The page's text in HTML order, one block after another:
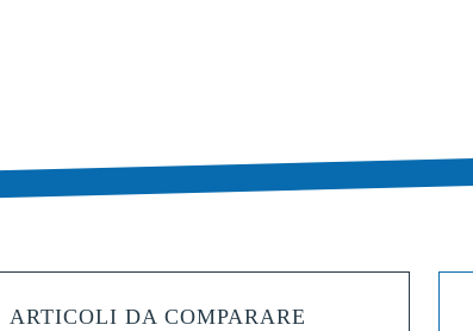
ARTICOLI DA COMPARARE